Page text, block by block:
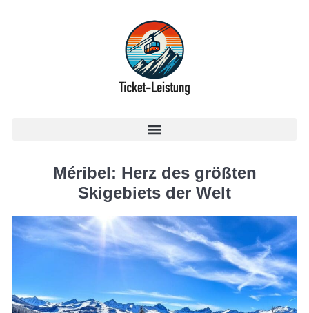
Méribel: Herz des größten
Skigebiets der Welt